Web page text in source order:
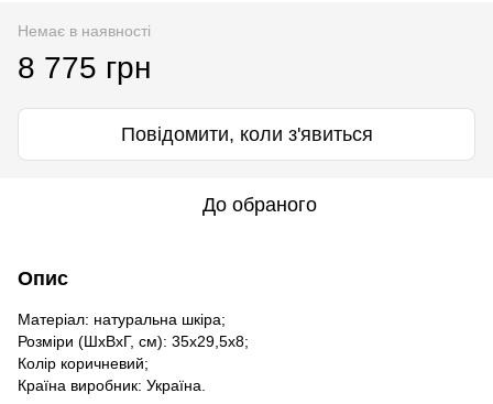
Немає в наявності
8 775 грн
Повідомити, коли з'явиться
До обраного
Опис
Матеріал: натуральна шкіра;
Розміри (ШхВхГ, см): 35х29,5х8;
Колір коричневий;
Країна виробник: Україна.